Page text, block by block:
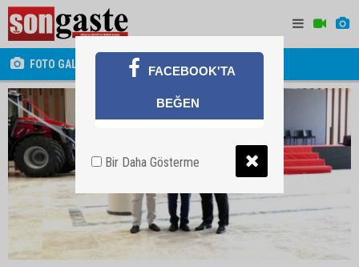
FOTO GALERİ FACEBOOK'TA
BEĞEN
Bir Daha Gösterme